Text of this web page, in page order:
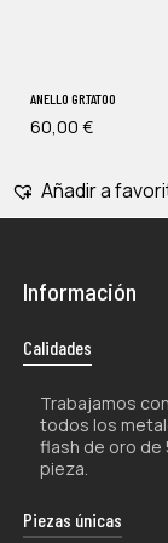
ANELLO GR.TATOO
60,00 €
Añadir a
Información
Calidades
Trabajamos
todos los
flash de oro de
pieza.
Piezas únicas